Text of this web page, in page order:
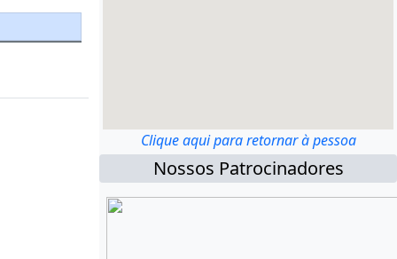
Clique aqui para retornar à pessoa
Nossos Patrocinadores